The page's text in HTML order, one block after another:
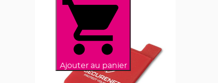
Ajouter au panier